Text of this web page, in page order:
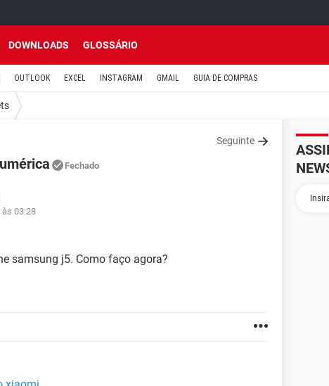
DOWNLOADS GLOSSÁRIO
OUTLOOK EXCEL INSTAGRAM GMAIL GUIA DE COMPRAS
Seguinte
Fechado
às 03:28
samsung j5. Como faço agora?